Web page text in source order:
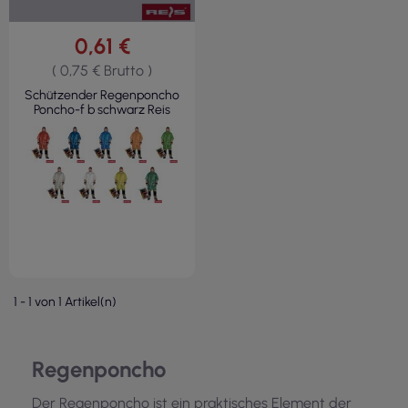
0,61 €
( 0,75 € Brutto )
Schützender Regenponcho
Poncho-f b schwarz Reis
1 - 1 von 1 Artikel(n)
Regenponcho
Der Regenponcho ist ein praktisches Element der